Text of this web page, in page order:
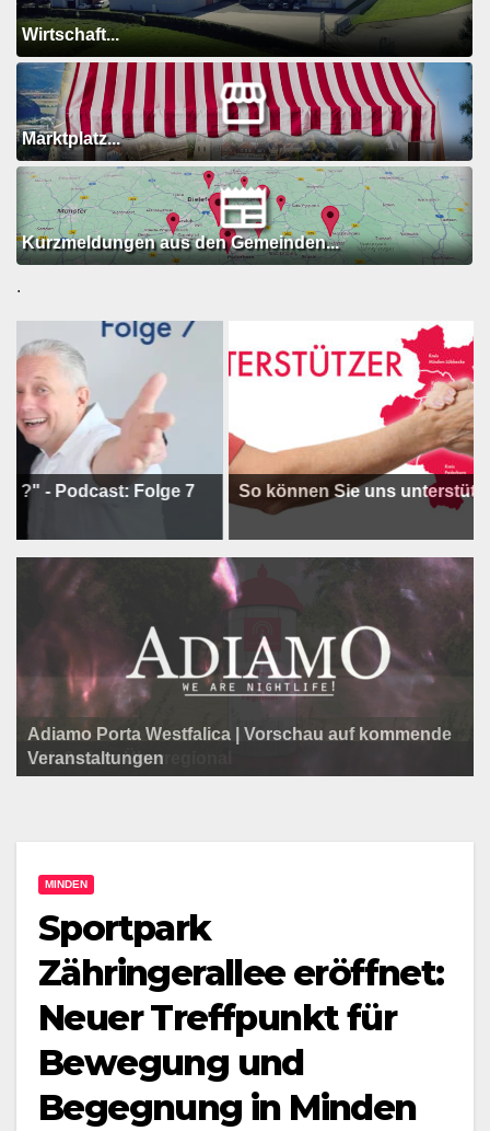
Wirtschaft...
Marktplatz...
Kurzmeldungen aus den Gemeinden...
.
Folge 7 So können Sie uns unterstützen !
Programm der Komödie am Klosterplatz.
Litfaßsäule Überregional
Adiamo Porta Westfalica | Vorschau auf kommende
Veranstaltungen
Litfaßsäule Überregional
Tanzfest Bielefeld - 19. Juli bis 1. August 2026
Litfaßsäule Überregional
MINDEN
Sportpark
Zähringerallee eröffnet:
Neuer Treffpunkt für
Bewegung und
Begegnung in Minden